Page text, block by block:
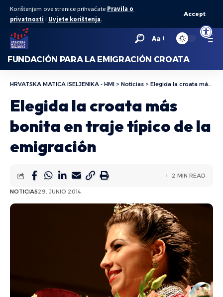
Abrir
Korištenjem ove stranice prihvaćate Pravila o
privatnosti i Uvjete korištenja.
Accept
Aa
FUNDACIÓN PARA LA EMIGRACIÓN CROATA
HRVATSKA MATICA ISELJENIKA - HMI > Noticias > Elegida la croata más bonita en traje típico de la emigración
Elegida la croata más
bonita en traje típico de la
emigración
NOTICIAS29. JUNIO 2014.
2 MIN READ